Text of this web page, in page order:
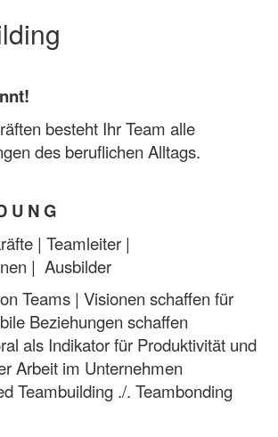
besteht Ihr Team alle
des beruflichen Alltags.
U N G
| Teamleiter |
| Ausbilder
Teams | Visionen schaffen für
Beziehungen schaffen
als Indikator für Produktivität und
Arbeit im Unternehmen
Teambuilding ./. Teambonding